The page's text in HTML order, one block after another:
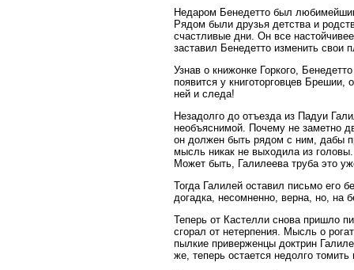
Недаром Бенедетто был
Рядом были друзья детства и
счастливые дни. Он все
заставил Бенедетто изменить свои
Узнав о книжонке Горкого,
появится у книготорговцев
ней и следа!
Незадолго до отъезда из Падуи
необъяснимой. Почему не заметно
он должен быть рядом с ним, дабы
мысль никак не выходила из
Может быть, Галилеева труба это
Тогда Галилей оставил письмо его
догадка, несомненно, верна, но, на
Теперь от Кастелли снова пришло
сгорал от нетерпения. Мысль о
пылкие приверженцы доктрин
же, теперь остается недолго